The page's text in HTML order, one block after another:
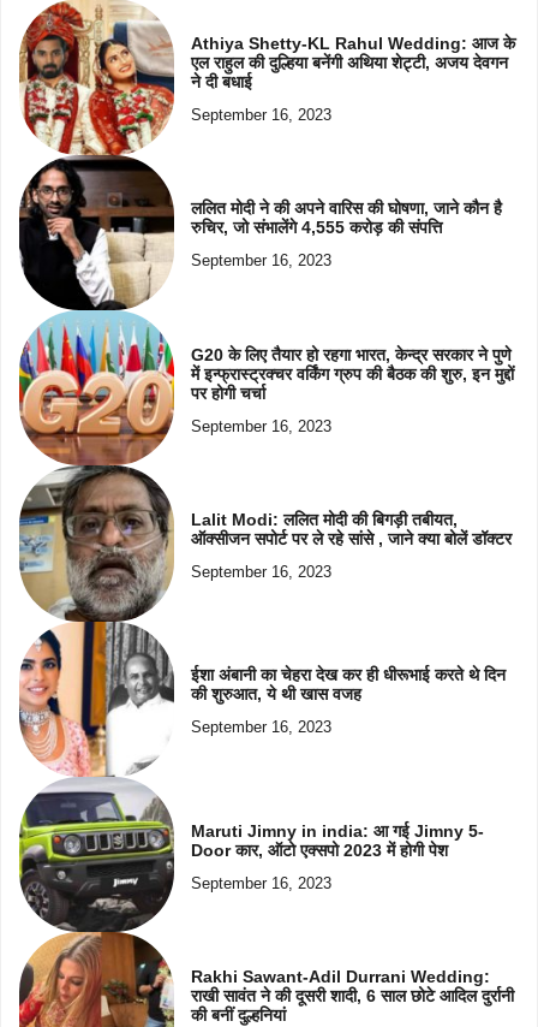
Athiya Shetty-KL Rahul Wedding: आज के
एल राहुल की दुल्हिया बनेंगी अथिया शेट्टी, अजय देवगन
ने दी बधाई
September 16, 2023
ललित मोदी ने की अपने वारिस की घोषणा, जाने कौन है
रुचिर, जो संभालेंगे 4,555 करोड़ की संपत्ति
September 16, 2023
G20 के लिए तैयार हो रहगा भारत, केन्द्र सरकार ने पुणे
में इन्फ्रास्ट्रक्चर वर्किंग ग्रुप की बैठक की शुरु, इन मुद्दों
पर होगी चर्चा
September 16, 2023
Lalit Modi: ललित मोदी की बिगड़ी तबीयत,
ऑक्सीजन सपोर्ट पर ले रहे सांसे , जाने क्या बोलें डॉक्टर
September 16, 2023
ईशा अंबानी का चेहरा देख कर ही धीरूभाई करते थे दिन
की शुरुआत, ये थी खास वजह
September 16, 2023
Maruti Jimny in india: आ गई Jimny 5-
Door कार, ऑटो एक्सपो 2023 में होगी पेश
September 16, 2023
Rakhi Sawant-Adil Durrani Wedding:
राखी सावंत ने की दूसरी शादी, 6 साल छोटे आदिल दुर्रानी
की बनीं दुल्हनियां